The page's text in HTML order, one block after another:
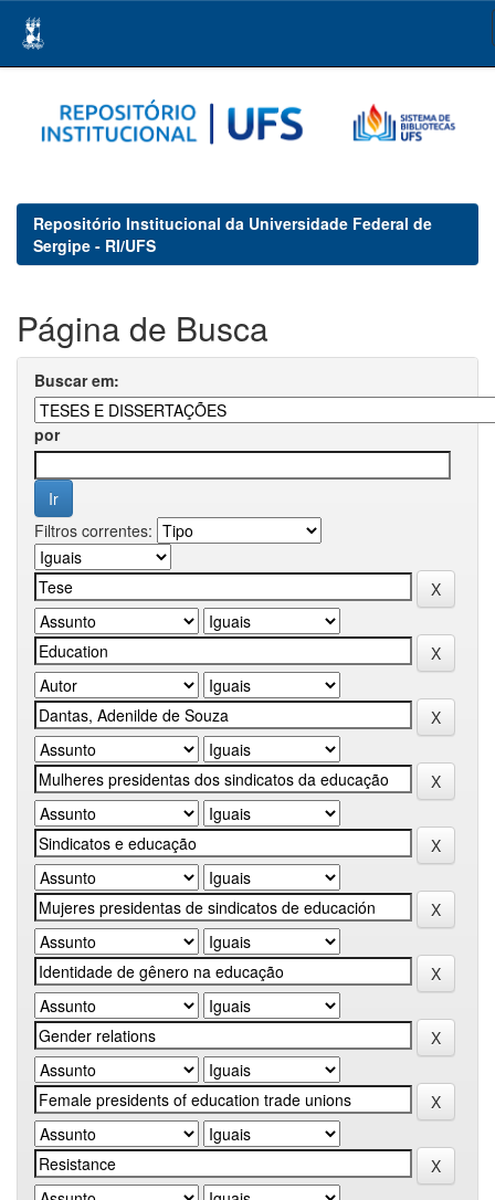
navigation
Repositório Institucional da Universidade Federal de
Sergipe - RI/UFS
Página de Busca
Buscar em:
por
Filtros correntes: